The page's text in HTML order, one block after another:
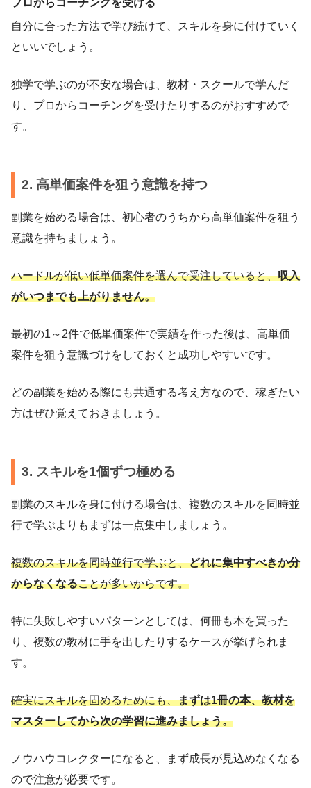
プロからコーチングを受ける
自分に合った方法で学び続けて、スキルを身に付けていく
といいでしょう。
独学で学ぶのが不安な場合は、教材・スクールで学んだ
り、プロからコーチングを受けたりするのがおすすめで
す。
2. 高単価案件を狙う意識を持つ
副業を始める場合は、初心者のうちから高単価案件を狙う
意識を持ちましょう。
ハードルが低い低単価案件を選んで受注していると、収入
がいつまでも上がりません。
最初の1～2件で低単価案件で実績を作った後は、高単価
案件を狙う意識づけをしておくと成功しやすいです。
どの副業を始める際にも共通する考え方なので、稼ぎたい
方はぜひ覚えておきましょう。
3. スキルを1個ずつ極める
副業のスキルを身に付ける場合は、複数のスキルを同時並
行で学ぶよりもまずは一点集中しましょう。
複数のスキルを同時並行で学ぶと、どれに集中すべきか分
からなくなることが多いからです。
特に失敗しやすいパターンとしては、何冊も本を買った
り、複数の教材に手を出したりするケースが挙げられま
す。
確実にスキルを固めるためにも、まずは1冊の本、教材を
マスターしてから次の学習に進みましょう。
ノウハウコレクターになると、まず成長が見込めなくなる
ので注意が必要です。